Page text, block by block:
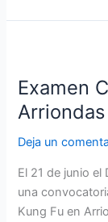
Examen
Deja un
El 21 de junio
una
Kung Fu en
Negro
Kung
Arriondas